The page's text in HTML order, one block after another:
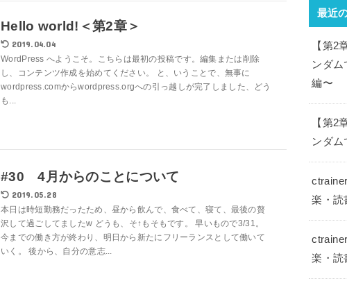
Hello world!＜第2章＞
2019.04.04
WordPress へようこそ。こちらは最初の投稿です。編集または削除
し、コンテンツ作成を始めてください。 と、いうことで、無事に
wordpress.comからwordpress.orgへの引っ越しが完了しました、どう
も...
#30 4月からのことについて
2019.05.28
本日は時短勤務だったため、昼から飲んで、食べて、寝て、最後の贅
沢して過ごしてましたw どうも、そ↑もそもです。 早いもので3/31。
今までの働き方が終わり、明日から新たにフリーランスとして働いて
いく。 後から、自分の意志...
最近
【第2
ンダム
編〜
【第2
ンダム
楽・読
楽・読